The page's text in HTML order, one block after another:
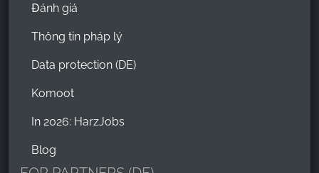
Đánh giá
Thông tin pháp lý
Data protection (DE)
Komoot
In 2026: HarzJobs
Blog